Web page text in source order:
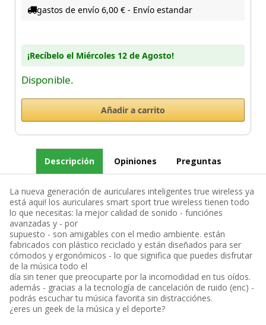
gastos de envío 6,00 € - Envío estandar
¡Recíbelo el Miércoles 12 de Agosto!
Disponible.
Descripción Opiniones Preguntas
La nueva generación de auriculares inteligentes true wireless ya
está aqui! los auriculares smart sport true wireless tienen todo
lo que necesitas: la mejor calidad de sonido - funciónes
avanzadas y - por
supuesto - son amigables con el medio ambiente. están
fabricados con plástico reciclado y están diseñados para ser
cómodos y ergonómicos - lo que significa que puedes disfrutar
de la música todo el
día sin tener que preocuparte por la incomodidad en tus oídos.
además - gracias a la tecnología de cancelación de ruido (enc) -
podrás escuchar tu música favorita sin distracciónes.
¿eres un geek de la música y el deporte?